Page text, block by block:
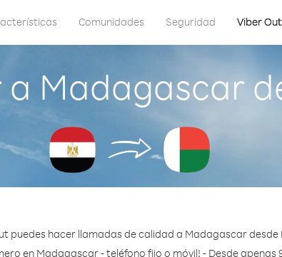
Comunidades Seguridad Viber Out
Madagascar
puedes hacer llamadas de calidad a Madagascar desde
en Madagascar - teléfono fijo o móvil! - Desde apenas